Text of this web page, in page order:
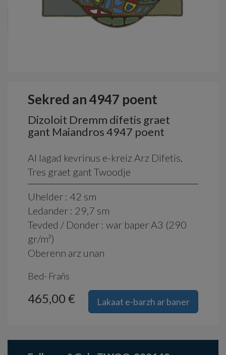
Sekred an 4947 poent
Dizoloit Dremm difetis graet
gant Maiandros 4947 poent
Al lagad kevrinus e-kreiz Arz Difetis,
Tres graet gant Twoodje
Uhelder : 42 sm
Ledander : 29,7 sm
Tevded / Donder : war baper A3 (290
gr/m²)
Oberenn arz unan
Bed- Frañs
Lakaat e-barzh ar baner
465,00 €